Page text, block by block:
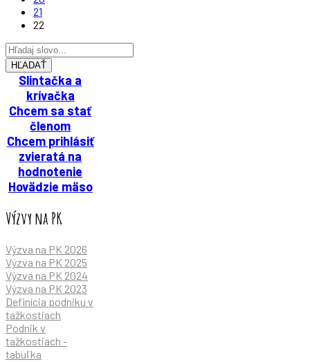
21
22
HĽADAŤ
Slintačka a
krívačka
Chcem sa stať
členom
Chcem prihlásiť
zvieratá na
hodnotenie
Hovädzie mäso
Výzvy na PK
Výzva na PK 2026
Výzva na PK 2025
Výzva na PK 2024
Výzva na PK 2023
Definícia podniku v
tažkostiach
Podnik v
tažkostiach -
tabuľka